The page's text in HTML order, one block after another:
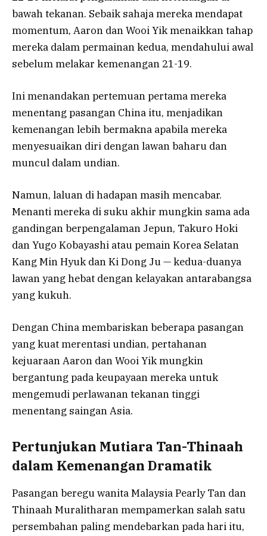
bawah tekanan. Sebaik sahaja mereka mendapat
momentum, Aaron dan Wooi Yik menaikkan tahap
mereka dalam permainan kedua, mendahului awal
sebelum melakar kemenangan 21-19.
Ini menandakan pertemuan pertama mereka
menentang pasangan China itu, menjadikan
kemenangan lebih bermakna apabila mereka
menyesuaikan diri dengan lawan baharu dan
muncul dalam undian.
Namun, laluan di hadapan masih mencabar.
Menanti mereka di suku akhir mungkin sama ada
gandingan berpengalaman Jepun, Takuro Hoki
dan Yugo Kobayashi atau pemain Korea Selatan
Kang Min Hyuk dan Ki Dong Ju — kedua-duanya
lawan yang hebat dengan kelayakan antarabangsa
yang kukuh.
Dengan China membariskan beberapa pasangan
yang kuat merentasi undian, pertahanan
kejuaraan Aaron dan Wooi Yik mungkin
bergantung pada keupayaan mereka untuk
mengemudi perlawanan tekanan tinggi
menentang saingan Asia.
Pertunjukan Mutiara Tan-Thinaah
dalam Kemenangan Dramatik
Pasangan beregu wanita Malaysia Pearly Tan dan
Thinaah Muralitharan mempamerkan salah satu
persembahan paling mendebarkan pada hari itu,